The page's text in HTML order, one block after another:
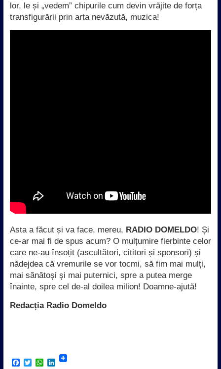
lor, le și „vedem” chipurile cum devin vrăjite de forța
transfigurării prin arta nevăzută, muzica!
Asta a făcut și va face, mereu, RADIO DOMELDO! Și
ce-ar mai fi de spus acum? O mulțumire fierbinte celor
care ne-au însoțit (ascultători, cititori și sponsori) și
nădejdea că vremurile se vor tocmi, să fim mai mulți,
mai sănătoși și mai puternici, spre a putea merge
înainte, spre cel de-al doilea milion! Doamne-ajută!
Redacția Radio Domeldo
F
T
W L